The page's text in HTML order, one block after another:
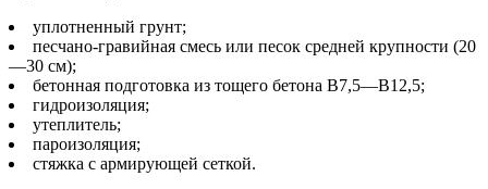
уплотненный грунт;
песчано-гравийная смесь или песок средней крупности (20
—30 см);
бетонная подготовка из тощего бетона В7,5—В12,5;
гидроизоляция;
утеплитель;
пароизоляция;
стяжка с армирующей сеткой.